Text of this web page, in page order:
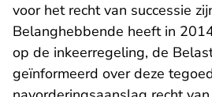
voor het recht van successie
Belanghebbende heeft in
op de inkeerregeling, de
geïnformeerd over deze